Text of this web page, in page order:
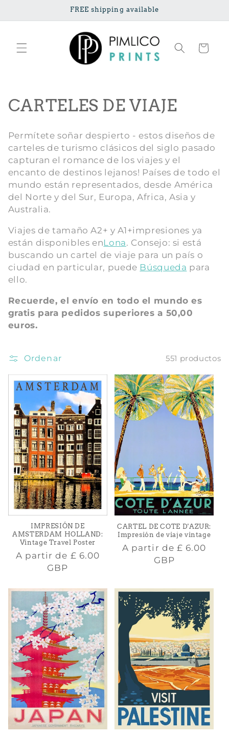
al contenido
FREE shipping available
Carrito
C
l
e
c
c
i
ó
n
CARTELES DE VIAJE
Permítete soñar despierto - estos diseños de
carteles de turismo clásicos del siglo pasado
capturan el romance de los viajes y el
encanto de destinos lejanos! Países de todo el
mundo están representados, desde América
del Norte y del Sur, Europa, Africa, Asia y
Australia.
Viajes de tamaño A2+ y A1+impresiones ya
están disponibles enLona. Consejo: si está
buscando un cartel de viaje para un país o
ciudad en particular, puede Búsqueda para
ello.
Recuerde, el envío en todo el mundo es
gratis para pedidos superiores a 50,00
euros.
Ordenar 551 productos
IMPRESIÓN DE
AMSTERDAM HOLLAND:
Vintage Travel Poster
Precio
habitual
A partir de £ 6.00
GBP
CARTEL DE COTE D'AZUR:
Impresión de viaje vintage
Precio
habitual
A partir de £ 6.00
GBP